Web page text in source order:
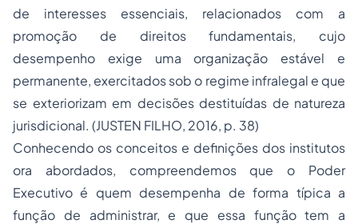
de interesses essenciais, relacionados com a
promoção de direitos fundamentais, cujo
desempenho exige uma organização estável e
permanente, exercitados sob o regime infralegal e que
se exteriorizam em decisões destituídas de natureza
jurisdicional. (JUSTEN FILHO, 2016, p. 38)
Conhecendo os conceitos e definições dos institutos
ora abordados, compreendemos que o Poder
Executivo é quem desempenha de forma típica a
função de administrar, e que essa função tem a